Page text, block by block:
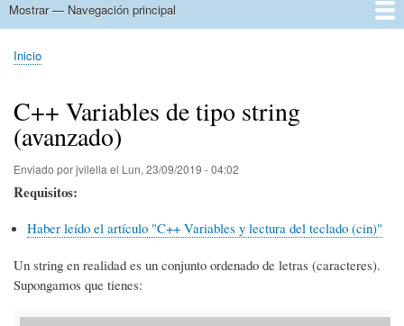
Navegación
Mostrar — Navegación principal
Inicio
Python
C++
Algoritmia
Olimpiadas
Autores
Recomendaciones
Sobrescribir
de
ayuda
a
la
navegación
Inicio
C++ Variables de tipo string
(avanzado)
Enviado porjvilella el Lun, 23/09/2019 - 04:02
Requisitos:
Haber leído el artículo "C++ Variables y lectura del teclado (cin)"
Un string en realidad es un conjunto ordenado de letras (caracteres).
Supongamos que tienes: